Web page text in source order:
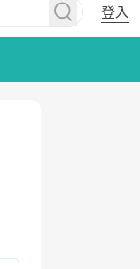
登入